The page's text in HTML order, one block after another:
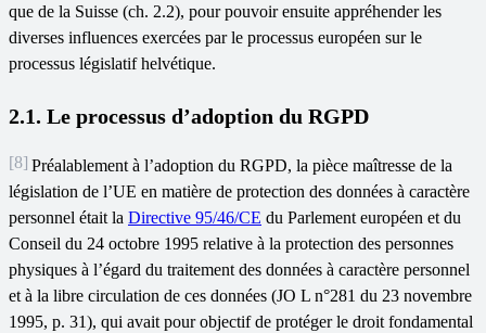
que de la Suisse (ch. 2.2), pour pouvoir ensuite appréhender les
diverses influences exercées par le processus européen sur le
processus législatif helvétique.
2.1. Le processus d’adoption du RGPD
[8] Préalablement à l’adoption du RGPD, la pièce maîtresse de la
législation de l’UE en matière de protection des données à caractère
personnel était la Directive 95/46/CE du Parlement européen et du
Conseil du 24 octobre 1995 relative à la protection des personnes
physiques à l’égard du traitement des données à caractère personnel
et à la libre circulation de ces données (JO L n°281 du 23 novembre
1995, p. 31), qui avait pour objectif de protéger le droit fondamental